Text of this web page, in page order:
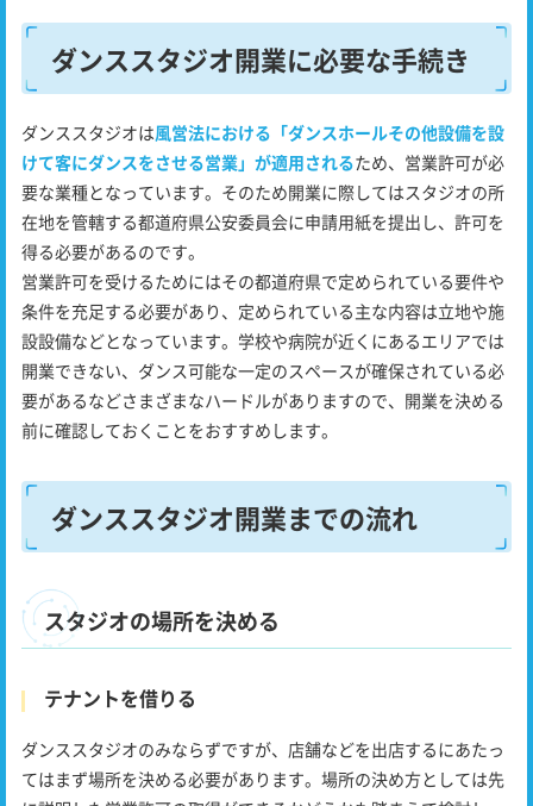
ダンススタジオ開業に必要な手続き
ダンススタジオは風営法における「ダンスホールその他設備を設
けて客にダンスをさせる営業」が適用されるため、営業許可が必
要な業種となっています。そのため開業に際してはスタジオの所
在地を管轄する都道府県公安委員会に申請用紙を提出し、許可を
得る必要があるのです。
営業許可を受けるためにはその都道府県で定められている要件や
条件を充足する必要があり、定められている主な内容は立地や施
設設備などとなっています。学校や病院が近くにあるエリアでは
開業できない、ダンス可能な一定のスペースが確保されている必
要があるなどさまざまなハードルがありますので、開業を決める
前に確認しておくことをおすすめします。
ダンススタジオ開業までの流れ
スタジオの場所を決める
テナントを借りる
ダンススタジオのみならずですが、店舗などを出店するにあたっ
てはまず場所を決める必要があります。場所の決め方としては先